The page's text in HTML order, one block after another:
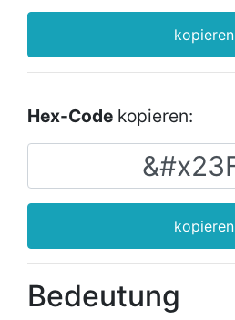
kopieren
Hex-Code kopieren:
kopieren
Bedeutung